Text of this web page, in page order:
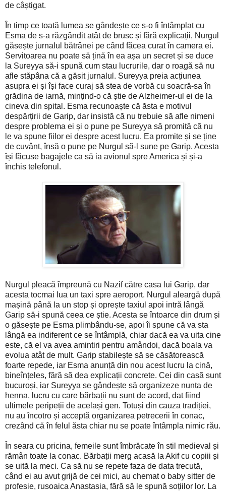
de câștigat.
În timp ce toată lumea se gândește ce s-o fi întâmplat cu
Esma de s-a răzgândit atât de brusc și fără explicații, Nurgul
găsește jurnalul bătrânei pe când făcea curat în camera ei.
Servitoarea nu poate să țină în ea așa un secret și se duce
la Sureyya să-i spună cum stau lucrurile, dar o roagă să nu
afle stăpâna că a găsit jurnalul. Sureyya preia acțiunea
asupra ei și își face curaj să stea de vorbă cu soacră-sa în
grădina de iarnă, mințind-o că știe de Alzheimer-ul ei de la
cineva din spital. Esma recunoaște că ăsta e motivul
despărțirii de Garip, dar insistă că nu trebuie să afle nimeni
despre problema ei și o pune pe Sureyya să promită că nu
le va spune fiilor ei despre acest lucru. Ea promite și se ține
de cuvânt, însă o pune pe Nurgul să-l sune pe Garip. Acesta
își făcuse bagajele ca să ia avionul spre America și și-a
închis telefonul.
Nurgul pleacă împreună cu Nazif către casa lui Garip, dar
acesta tocmai lua un taxi spre aeroport. Nurgul aleargă după
mașină până la un stop și oprește taxiul apoi intră lângă
Garip să-i spună ceea ce știe. Acesta se întoarce din drum și
o găsește pe Esma plimbându-se, apoi îi spune că va sta
lângă ea indiferent ce se întâmplă, chiar dacă ea va uita cine
este, că el va avea amintiri pentru amândoi, dacă boala va
evolua atât de mult. Garip stabilește să se căsătorească
foarte repede, iar Esma anunță din nou acest lucru la cină,
bineînțeles, fără să dea explicații concrete. Cei din casă sunt
bucuroși, iar Sureyya se gândește să organizeze nunta de
henna, lucru cu care bărbații nu sunt de acord, dat fiind
ultimele peripeții de același gen. Totuși din cauza tradiției,
nu au încotro și acceptă organizarea petrecerii în conac,
crezând că în felul ăsta chiar nu se poate întâmpla nimic rău.
În seara cu pricina, femeile sunt îmbrăcate în stil medieval și
rămân toate la conac. Bărbații merg acasă la Akif cu copiii și
se uită la meci. Ca să nu se repete faza de data trecută,
când ei au avut grijă de cei mici, au chemat o baby sitter de
profesie, rusoaica Anastasia, fără să le spună soțiilor lor. La